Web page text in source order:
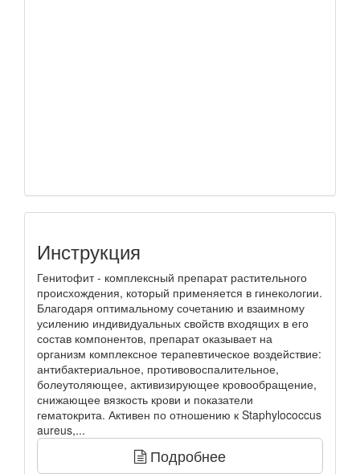
Инструкция
Генитофит - комплексный препарат растительного
происхождения, который применяется в гинекологии.
Благодаря оптимальному сочетанию и взаимному
усилению индивидуальных свойств входящих в его
состав компонентов, препарат оказывает на
организм комплексное терапевтическое воздействие:
антибактериальное, противовоспалительное,
болеутоляющее, активизирующее кровообращение,
снижающее вязкость крови и показатели
гематокрита. Активен по отношению к Staphylococcus
aureus,...
Подробнее